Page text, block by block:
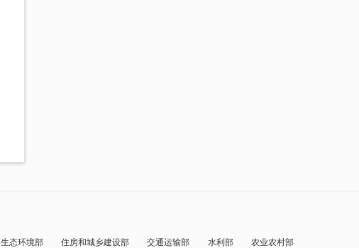
生态环境部 住房和城乡建设部 交通运输部 水利部 农业农村部